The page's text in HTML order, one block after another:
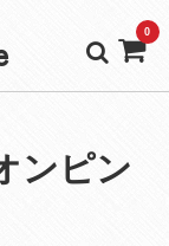
0
ンピン